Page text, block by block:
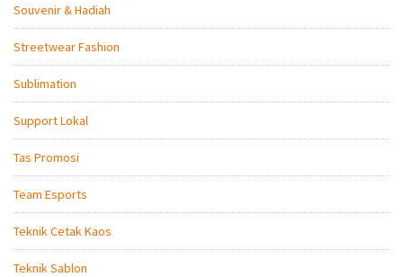
Souvenir & Hadiah
Streetwear Fashion
Sublimation
Support Lokal
Tas Promosi
Team Esports
Teknik Cetak Kaos
Teknik Sablon